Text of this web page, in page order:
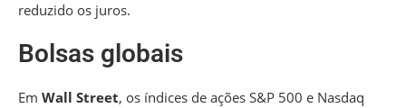
reduzido os juros.
Bolsas globais
Em Wall Street, os índices de ações S&P 500 e Nasdaq